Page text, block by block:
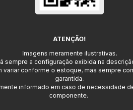
ATENÇÃO!
Imagens meramente ilustrativas.
sempre a configuração exibida na
variar conforme o estoque, mas sempre
garantida.
informado em caso de necessidade
componente.